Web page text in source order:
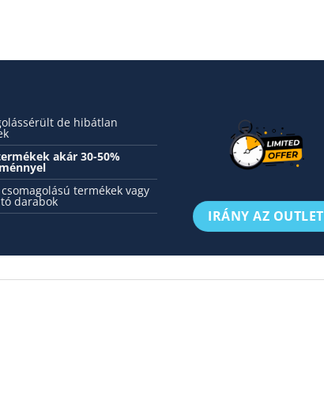
de hibátlan
akár 30-50%
termékek vagy
darabok
IRÁNY AZ OUTLET